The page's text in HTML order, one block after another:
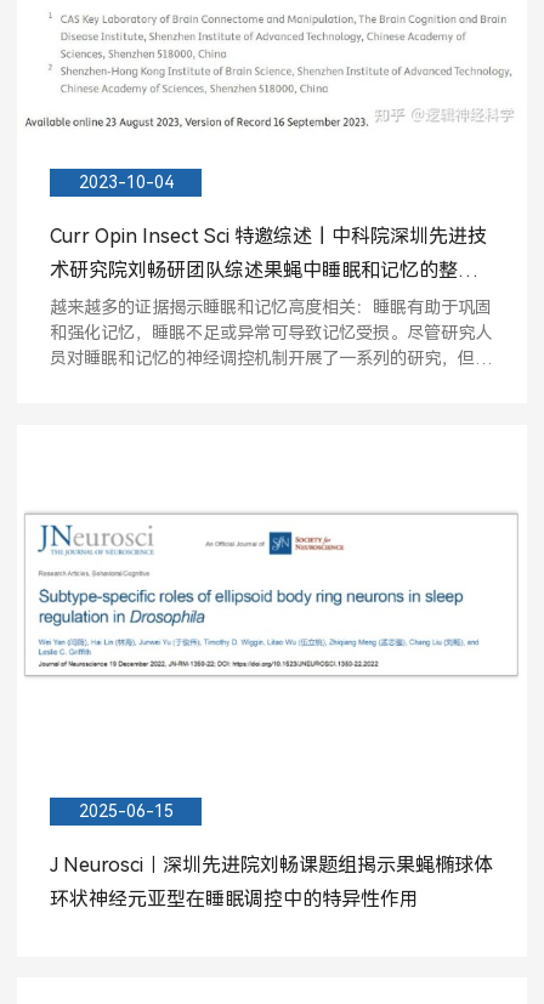
2023-10-04
Curr Opin Insect Sci 特邀综述丨中科院深圳先进技
术研究院刘畅研团队综述果蝇中睡眠和记忆的整合
神经环路机制-知乎
越来越多的证据揭示睡眠和记忆高度相关：睡眠有助于巩固
和强化记忆，睡眠不足或异常可导致记忆受损。尽管研究人
员对睡眠和记忆的神经调控机制开展了一系列的研究，但因
2025-06-15
J Neurosci︱深圳先进院刘畅课题组揭示果蝇椭球体
环状神经元亚型在睡眠调控中的特异性作用